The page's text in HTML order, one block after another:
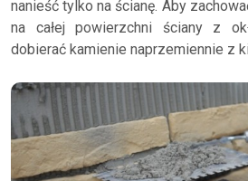
nanieść tylko na ścianę. Aby
na całej powierzchni ściany z
dobierać kamienie naprzemiennie z